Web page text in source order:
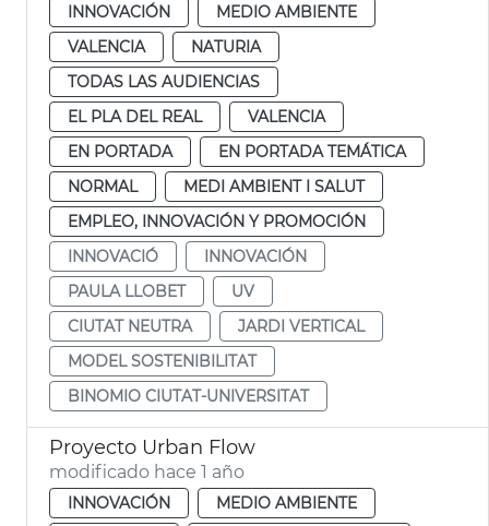
INNOVACIÓN
MEDIO AMBIENTE
VALENCIA
NATURIA
TODAS LAS AUDIENCIAS
EL PLA DEL REAL
VALENCIA
EN PORTADA
EN PORTADA TEMÁTICA
NORMAL
MEDI AMBIENT I SALUT
EMPLEO, INNOVACIÓN Y PROMOCIÓN
INNOVACIÓ
INNOVACIÓN
PAULA LLOBET
UV
CIUTAT NEUTRA
JARDI VERTICAL
MODEL SOSTENIBILITAT
BINOMIO CIUTAT-UNIVERSITAT
Proyecto Urban Flow
modificado hace 1 año
INNOVACIÓN
MEDIO AMBIENTE